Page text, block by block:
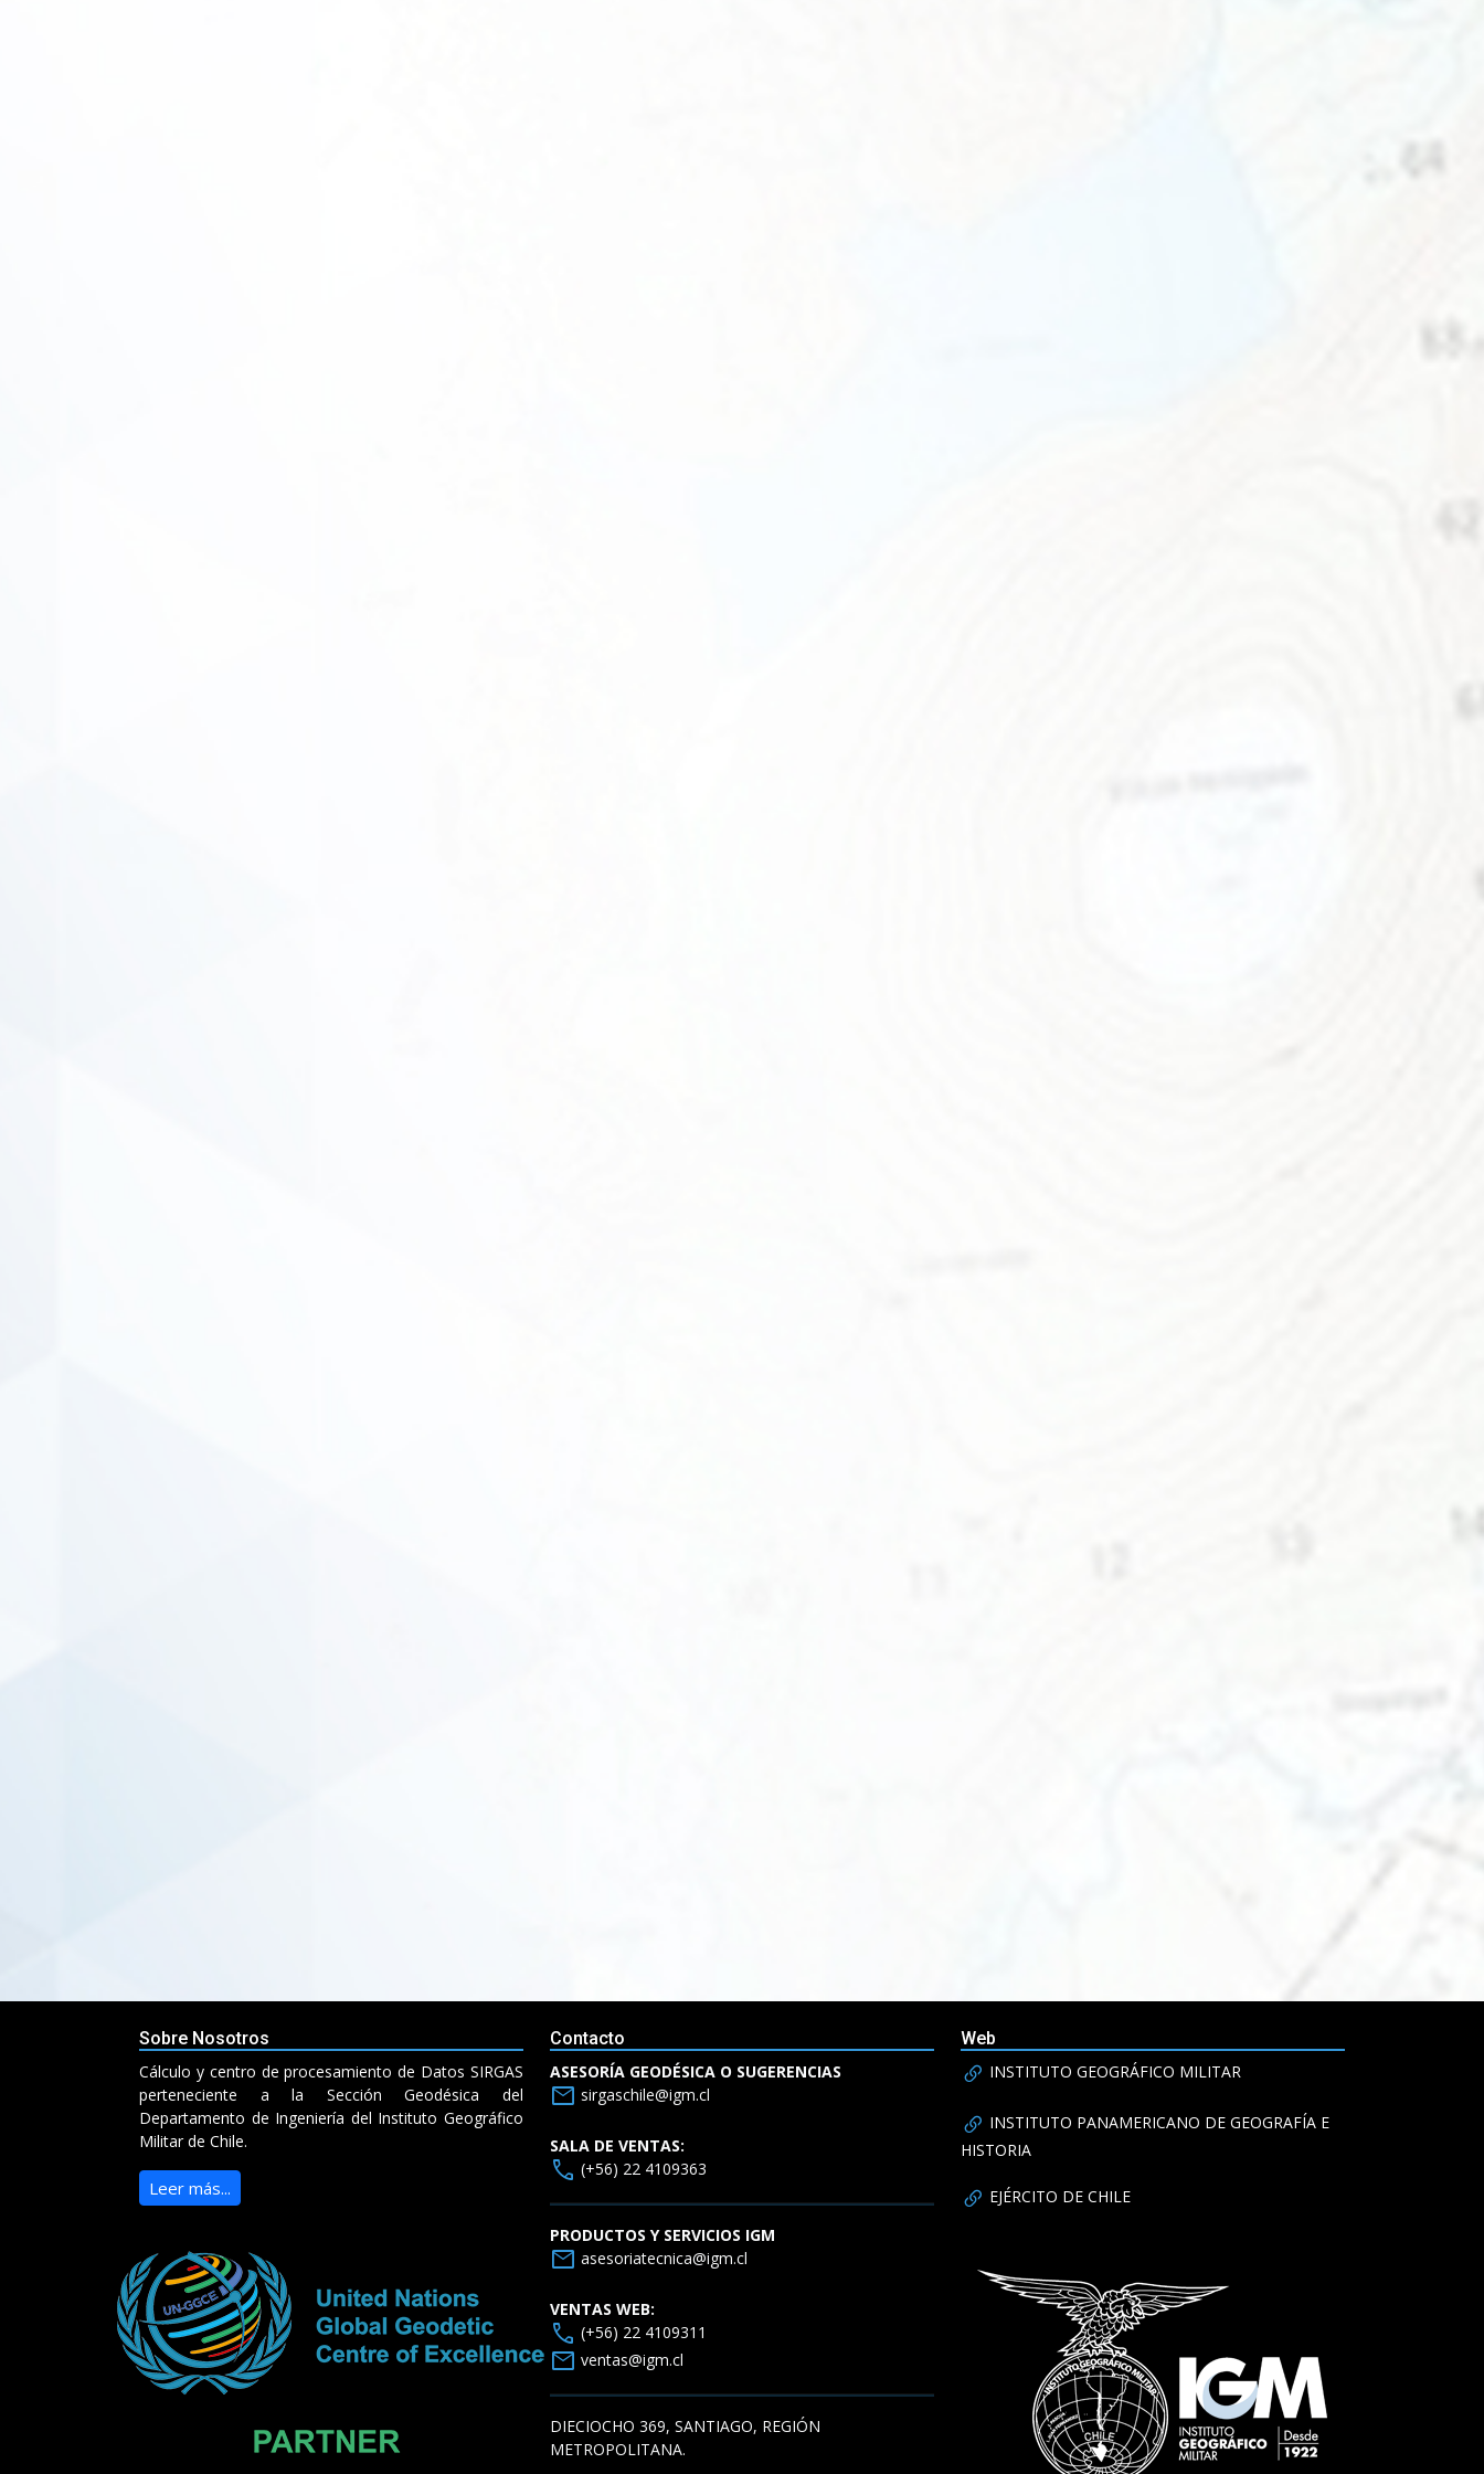
Sobre Nosotros
Cálculo y centro de procesamiento de Datos SIRGAS
perteneciente a la Sección Geodésica del
Departamento de Ingeniería del Instituto Geográfico
Militar de Chile.
Leer más...
Contacto
ASESORÍA GEODÉSICA O SUGERENCIAS
mail sirgaschile@igm.cl
SALA DE VENTAS:
call (+56) 22 4109363
PRODUCTOS Y SERVICIOS IGM
mail asesoriatecnica@igm.cl
VENTAS WEB:
call (+56) 22 4109311
mail ventas@igm.cl
DIECIOCHO 369, SANTIAGO, REGIÓN
METROPOLITANA.
Web
INSTITUTO GEOGRÁFICO MILITAR
INSTITUTO PANAMERICANO DE GEOGRAFÍA E
HISTORIA
EJÉRCITO DE CHILE